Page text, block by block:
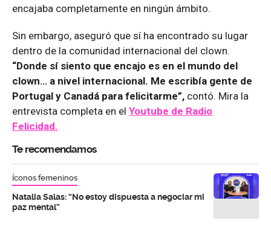
encajaba completamente en ningún ámbito.
Sin embargo, aseguró que sí ha encontrado su lugar
dentro de la comunidad internacional del clown.
“Donde sí siento que encajo es en el mundo del
clown… a nivel internacional. Me escribía gente de
Portugal y Canadá para felicitarme”, contó. Mira la
entrevista completa en el Youtube de Radio
Felicidad.
Te recomendamos
Íconos femeninos
Natalia Salas: “No estoy dispuesta a negociar mi
paz mental”